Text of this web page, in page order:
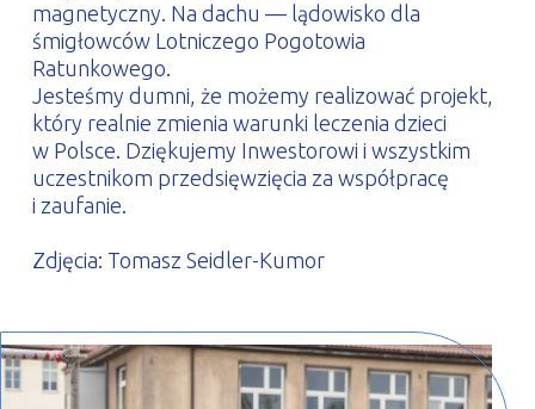
magnetyczny. Na dachu — lądowisko dla
śmigłowców Lotniczego Pogotowia
Ratunkowego.
Jesteśmy dumni, że możemy realizować projekt,
który realnie zmienia warunki leczenia dzieci
w Polsce. Dziękujemy Inwestorowi i wszystkim
uczestnikom przedsięwzięcia za współpracę
i zaufanie.
Zdjęcia: Tomasz Seidler-Kumor